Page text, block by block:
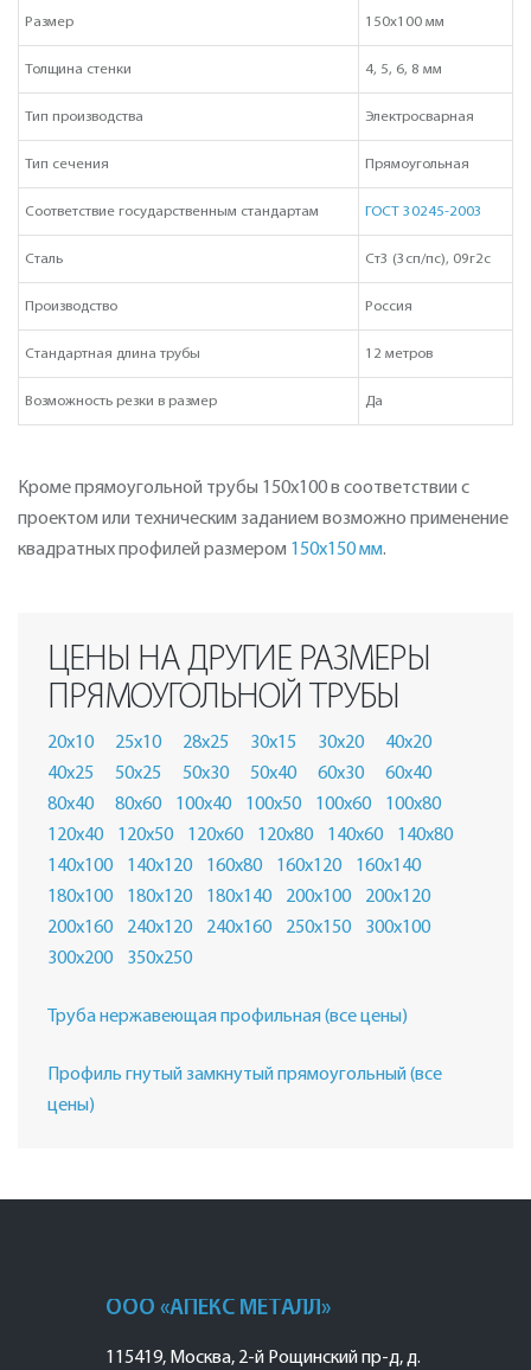
Размер 150х100 мм
Толщина стенки 4, 5, 6, 8 мм
Тип производства Электросварная
Тип сечения Прямоугольная
Соответствие государственным стандартам ГОСТ 30245-2003
Сталь Ст3 (3сп/пс), 09г2с
Производство Россия
Стандартная длина трубы 12 метров
Возможность резки в размер Да
Кроме прямоугольной трубы 150х100 в соответствии с
проектом или техническим заданием возможно применение
квадратных профилей размером 150х150 мм.
ЦЕНЫ НА ДРУГИЕ РАЗМЕРЫ
ПРЯМОУГОЛЬНОЙ ТРУБЫ
20х10 25х10 28х25 30х15 30х20
40х20
40х25
50х25 50х30 50х40 60х30
60х40
80х40
80х60 100х40 100х50 100х60
100х80
120х40
120х50 120х60 120х80 140х60
140х80
140х100
140х120 160х80 160х120
160х140
180х100
180х120 180х140 200х100
200х120
200х160
240х120 240х160 250х150
300х100
300х200
350х250
Труба нержавеющая профильная (все цены)
Профиль гнутый замкнутый прямоугольный (все
цены)
ООО «АПЕКС МЕТАЛЛ»
115419, Москва, 2-й Рощинский пр-д, д.